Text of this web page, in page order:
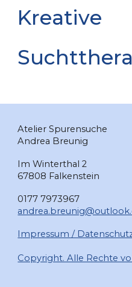
Kreative
Atelier Spurensuche
Andrea Breunig
Im Winterthal 2
67808 Falkenstein
0177 7973967
Impressum /
Copyright. Alle Rechte